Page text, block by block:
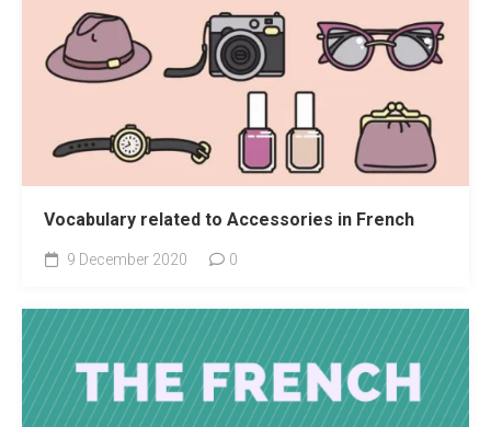
Vocabulary related to Accessories in French
9 December 2020 0